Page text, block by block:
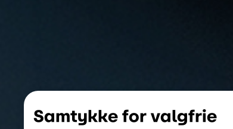
Samtykke for valgfrie